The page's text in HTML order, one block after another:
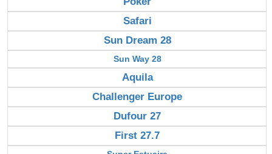
Safari
Sun Dream 28
Sun Way 28
Aquila
Challenger Europe
Dufour 27
First 27.7